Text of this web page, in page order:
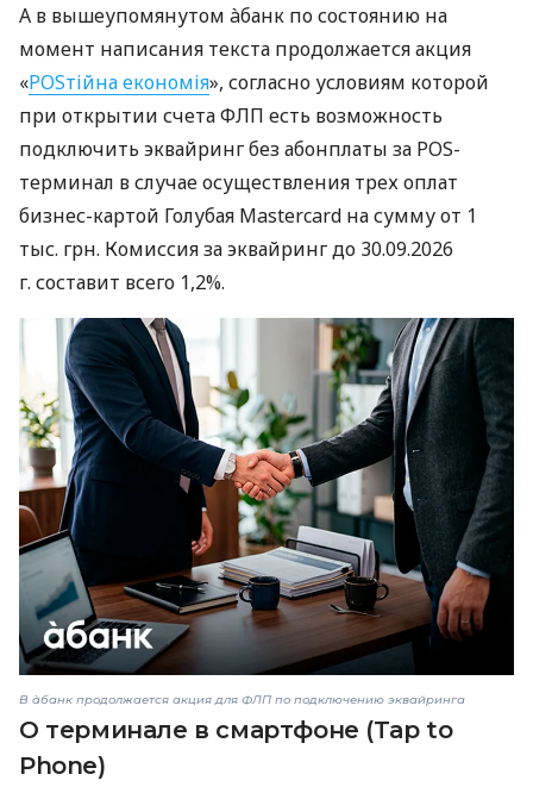
А в вышеупомянутом àбанк по состоянию на
момент написания текста продолжается акция
«POSтійна економія», согласно условиям которой
при открытии счета ФЛП есть возможность
подключить эквайринг без абонплаты за POS-
терминал в случае осуществления трех оплат
бизнес-картой Голубая Mastercard на сумму от 1
тыс. грн. Комиссия за эквайринг до 30.09.2026
г. составит всего 1,2%.
В àбанк продолжается акция для ФЛП по подключению эквайринга
О терминале в смартфоне (Tap to
Phone)